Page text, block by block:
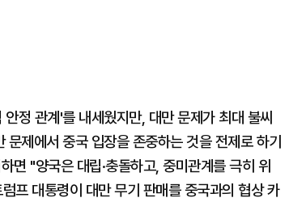
정 관계'를 내세웠지만, 대만 문제가 최대 불씨
제에서 중국 입장을 존중하는 것을 전제로 하기
면 "양국은 대립·충돌하고, 중미관계를 극히 위
프 대통령이 대만 무기 판매를 중국과의 협상 카